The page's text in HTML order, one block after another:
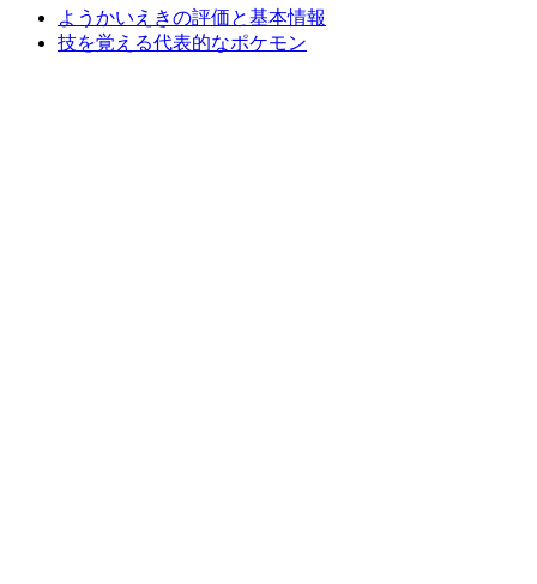
ようかいえきの評価と基本情報
技を覚える代表的なポケモン